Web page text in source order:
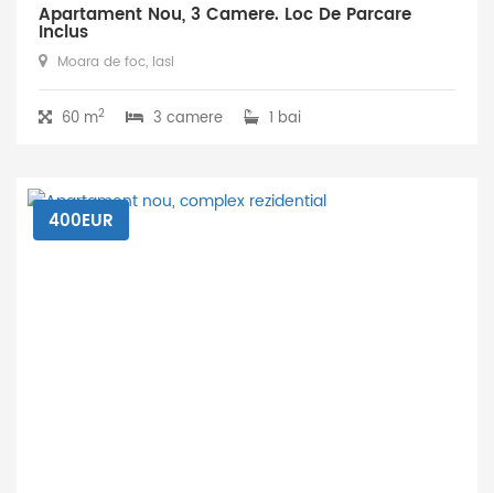
Apartament Nou, 3 Camere. Loc De Parcare
Inclus
Moara de foc, Iasi
60 m2 3 camere 1 bai
400EUR